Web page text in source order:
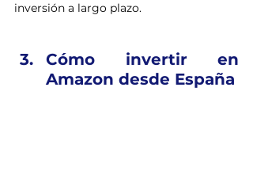
inversión a largo plazo.
Cómo invertir en
Amazon desde España